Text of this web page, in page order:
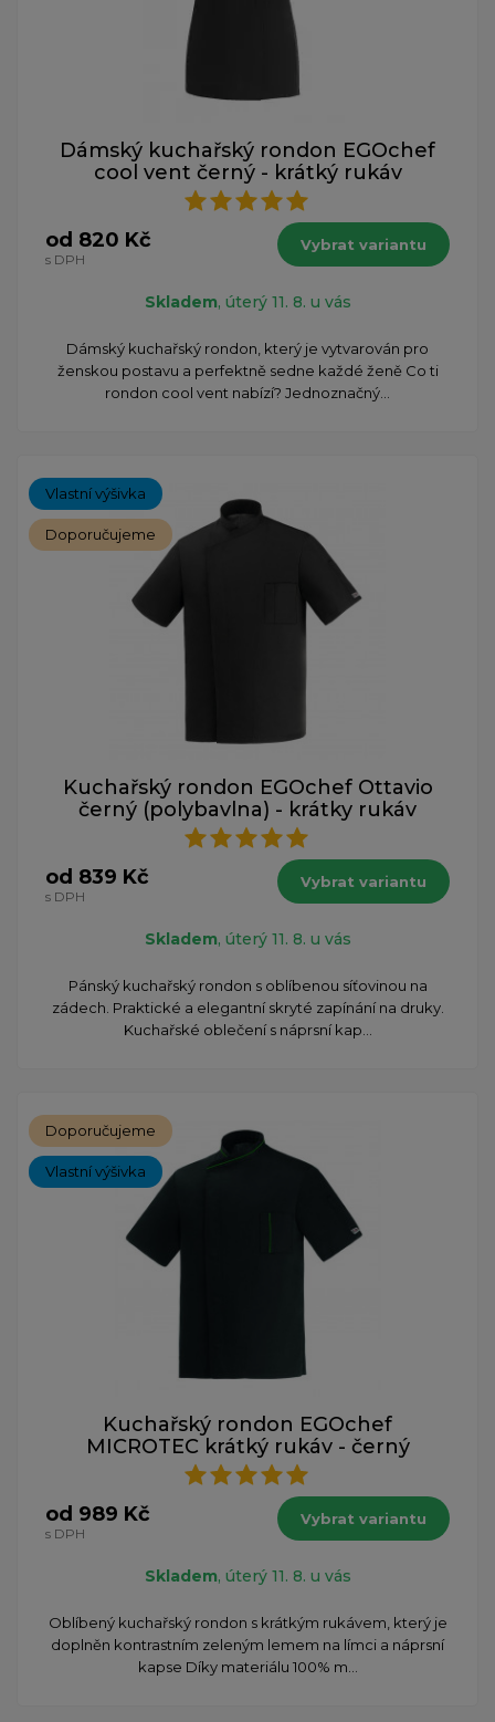
Dámský kuchařský rondon EGOchef
cool vent černý - krátký rukáv
od 820 Kč
s DPH
Vybrat variantu
Skladem, úterý 11. 8. u vás
Dámský kuchařský rondon, který je vytvarován pro
ženskou postavu a perfektně sedne každé ženě Co ti
rondon cool vent nabízí? Jednoznačný...
Vlastní výšivka
Doporučujeme
Kuchařský rondon EGOchef Ottavio
černý (polybavlna) - krátky rukáv
od 839 Kč
s DPH
Vybrat variantu
Skladem, úterý 11. 8. u vás
Pánský kuchařský rondon s oblíbenou síťovinou na
zádech. Praktické a elegantní skryté zapínání na druky.
Kuchařské oblečení s náprsní kap...
Doporučujeme
Vlastní výšivka
Kuchařský rondon EGOchef
MICROTEC krátký rukáv - černý
od 989 Kč
s DPH
Vybrat variantu
Skladem, úterý 11. 8. u vás
​Oblíbený kuchařský rondon s krátkým rukávem, který je
doplněn kontrastním zeleným lemem na límci a náprsní
kapse Díky materiálu 100% m...